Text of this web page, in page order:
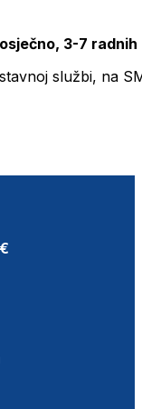
3-7 radnih
službi, na